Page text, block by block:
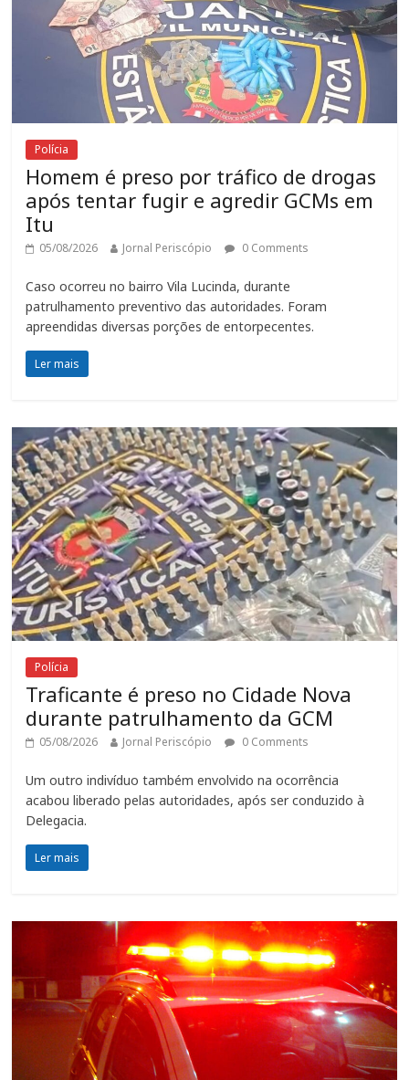
Polícia
Homem é preso por tráfico de drogas
após tentar fugir e agredir GCMs em
Itu
05/08/2026 Jornal Periscópio 0 Comments
Caso ocorreu no bairro Vila Lucinda, durante
patrulhamento preventivo das autoridades. Foram
apreendidas diversas porções de entorpecentes.
Ler mais
Polícia
Traficante é preso no Cidade Nova
durante patrulhamento da GCM
05/08/2026 Jornal Periscópio 0 Comments
Um outro indivíduo também envolvido na ocorrência
acabou liberado pelas autoridades, após ser conduzido à
Delegacia.
Ler mais